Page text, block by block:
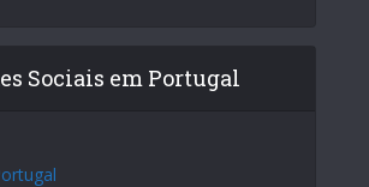
Sociais em Portugal